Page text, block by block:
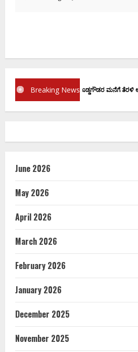
Breaking News
ಪ್ರಮಾಣ ವಚನಕ್ಕೂ ಮುನ್ನ ದೊಡ್ಡಗೌಡರ ಮನೆಗೆ ತೆರಳಿ
June 2026
May 2026
April 2026
March 2026
February 2026
January 2026
December 2025
November 2025